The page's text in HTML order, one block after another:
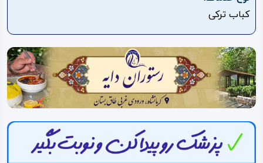
ویژه
درباره
ما
کباب ترکی